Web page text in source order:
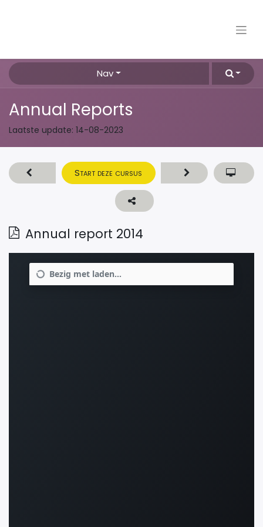
Nav
Annual Reports
Laatste update: 14-08-2023
Annual report 2014
Start deze cursus